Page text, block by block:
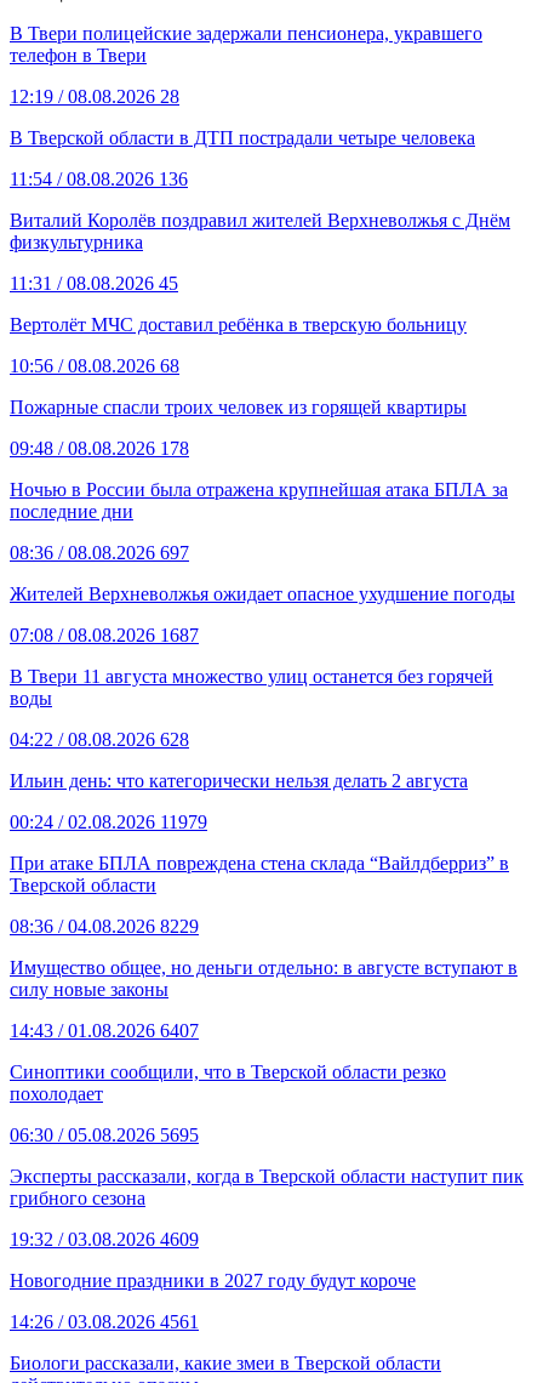
В Твери полицейские задержали пенсионера, укравшего
телефон в Твери
12:19 / 08.08.2026 28
В Тверской области в ДТП пострадали четыре человека
11:54 / 08.08.2026 136
Виталий Королёв поздравил жителей Верхневолжья с Днём
физкультурника
11:31 / 08.08.2026 45
Вертолёт МЧС доставил ребёнка в тверскую больницу
10:56 / 08.08.2026 68
Пожарные спасли троих человек из горящей квартиры
09:48 / 08.08.2026 178
Ночью в России была отражена крупнейшая атака БПЛА за
последние дни
08:36 / 08.08.2026 697
Жителей Верхневолжья ожидает опасное ухудшение погоды
07:08 / 08.08.2026 1687
В Твери 11 августа множество улиц останется без горячей
воды
04:22 / 08.08.2026 628
Ильин день: что категорически нельзя делать 2 августа
00:24 / 02.08.2026 11979
При атаке БПЛА повреждена стена склада “Вайлдберриз” в
Тверской области
08:36 / 04.08.2026 8229
Имущество общее, но деньги отдельно: в августе вступают в
силу новые законы
14:43 / 01.08.2026 6407
Синоптики сообщили, что в Тверской области резко
похолодает
06:30 / 05.08.2026 5695
Эксперты рассказали, когда в Тверской области наступит пик
грибного сезона
19:32 / 03.08.2026 4609
Новогодние праздники в 2027 году будут короче
14:26 / 03.08.2026 4561
Биологи рассказали, какие змеи в Тверской области